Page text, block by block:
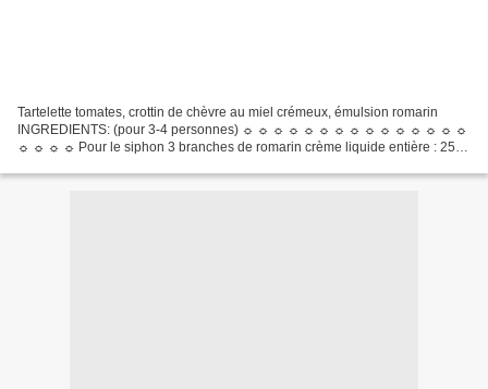
Tartelette tomates, crottin de chèvre au miel crémeux, émulsion romarin
INGREDIENTS: (pour 3-4 personnes) ☼ ☼ ☼ ☼ ☼ ☼ ☼ ☼ ☼ ☼ ☼ ☼ ☼ ☼ ☼
☼ ☼ ☼ ☼ Pour le siphon 3 branches de romarin crème liquide entière : 250